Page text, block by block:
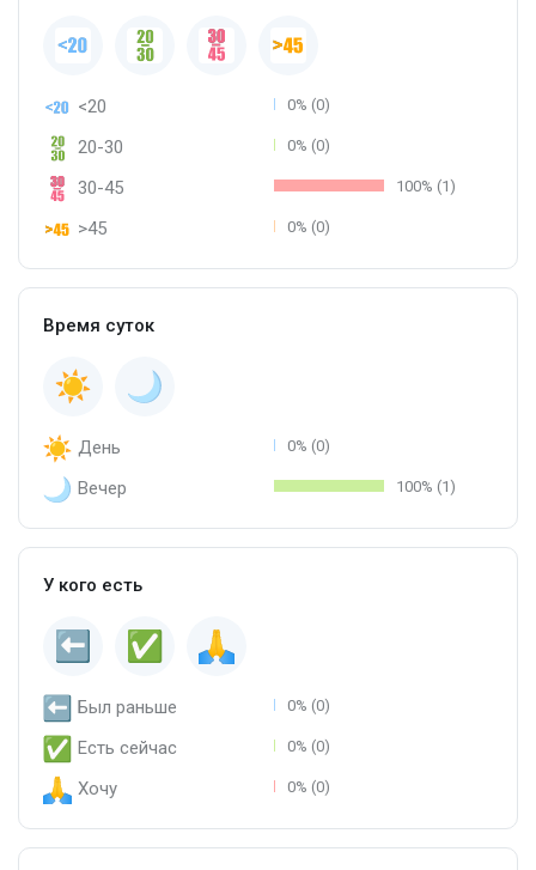
<20 0% (0)
20-30 0% (0)
30-45 100% (1)
>45 0% (0)
Время суток
День 0% (0)
Вечер 100% (1)
У кого есть
Был раньше 0% (0)
Есть сейчас 0% (0)
Хочу 0% (0)